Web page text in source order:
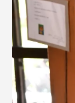
在学生・保護者